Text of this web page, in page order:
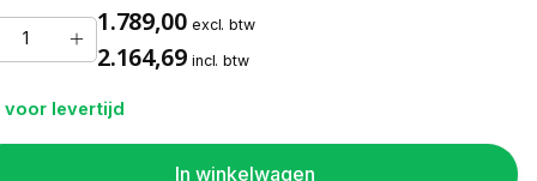
1.789,00 excl. btw
2.164,69 incl. btw
voor levertijd
In winkelwagen